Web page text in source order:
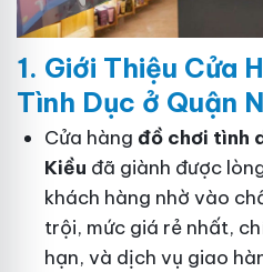
1. Giới Thiệu Cửa
Tình Dục ở Quận
Cửa hàng đồ chơi tình
Kiều đã giành được
khách hàng nhờ vào
trội, mức giá rẻ nhất,
hạn, và dịch vụ giao